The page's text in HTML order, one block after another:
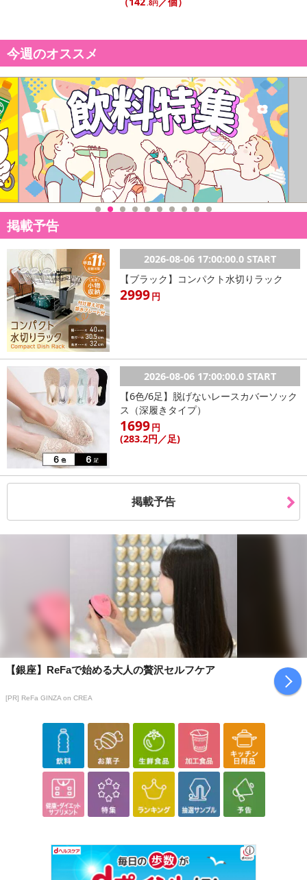
.8円
今週のオススメ
掲載予告
2026-08-06 17:00:00.0 START
【ブラック】コンパクト水切りラック
2999円
2026-08-06 17:00:00.0 START
【6色/6足】脱げないレースカバーソック
ス（深履きタイプ）
1699円
(283.2円 ／足)
掲載予告
【銀座】ReFaで始める大人の贅沢セルフケア
[PR] ReFa GINZA on CREA